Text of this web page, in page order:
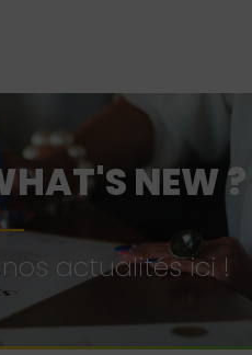
NEW ?
actualités ici !